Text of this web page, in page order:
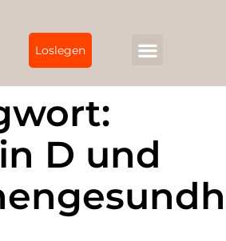
Loslegen
D und